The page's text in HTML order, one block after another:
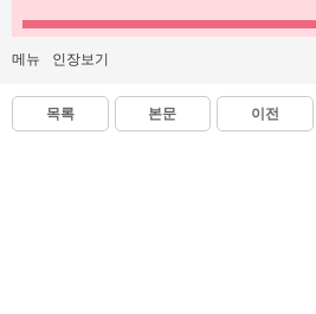
메뉴 인장보기
목록 본문 이전